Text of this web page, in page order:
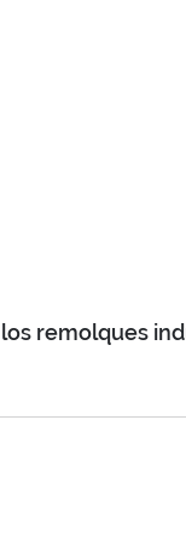
remolques